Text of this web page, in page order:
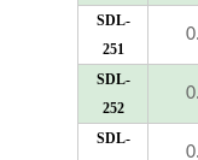
SDL-
251
SDL-
252
SDL-